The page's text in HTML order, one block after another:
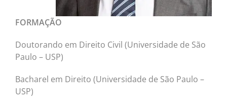
FORMAÇÃO
Doutorando em Direito Civil (Universidade de São
Paulo – USP)
Bacharel em Direito (Universidade de São Paulo –
USP)